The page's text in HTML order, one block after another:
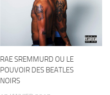
RAE SREMMURD OU LE
POUVOIR DES BEATLES
NOIRS